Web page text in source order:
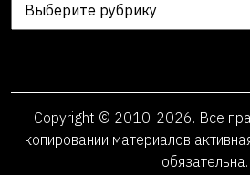
Рубрики
Copyright © 2010-2026. Все
копировании материалов
обязательна.